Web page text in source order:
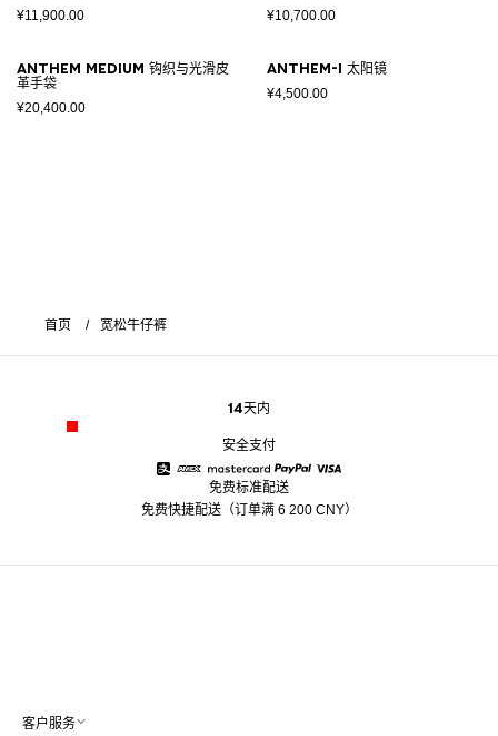
¥11,900.00 ¥10,700.00
Anthem Medium 钩织与光滑皮
革手袋
¥20,400.00
Anthem-I 太阳镜
¥4,500.00
首页 宽松牛仔裤
14天内
安全支付
American Express
Mastercard
免费标准配送
免费快捷配送（订单满 6 200 CNY）
客户服务